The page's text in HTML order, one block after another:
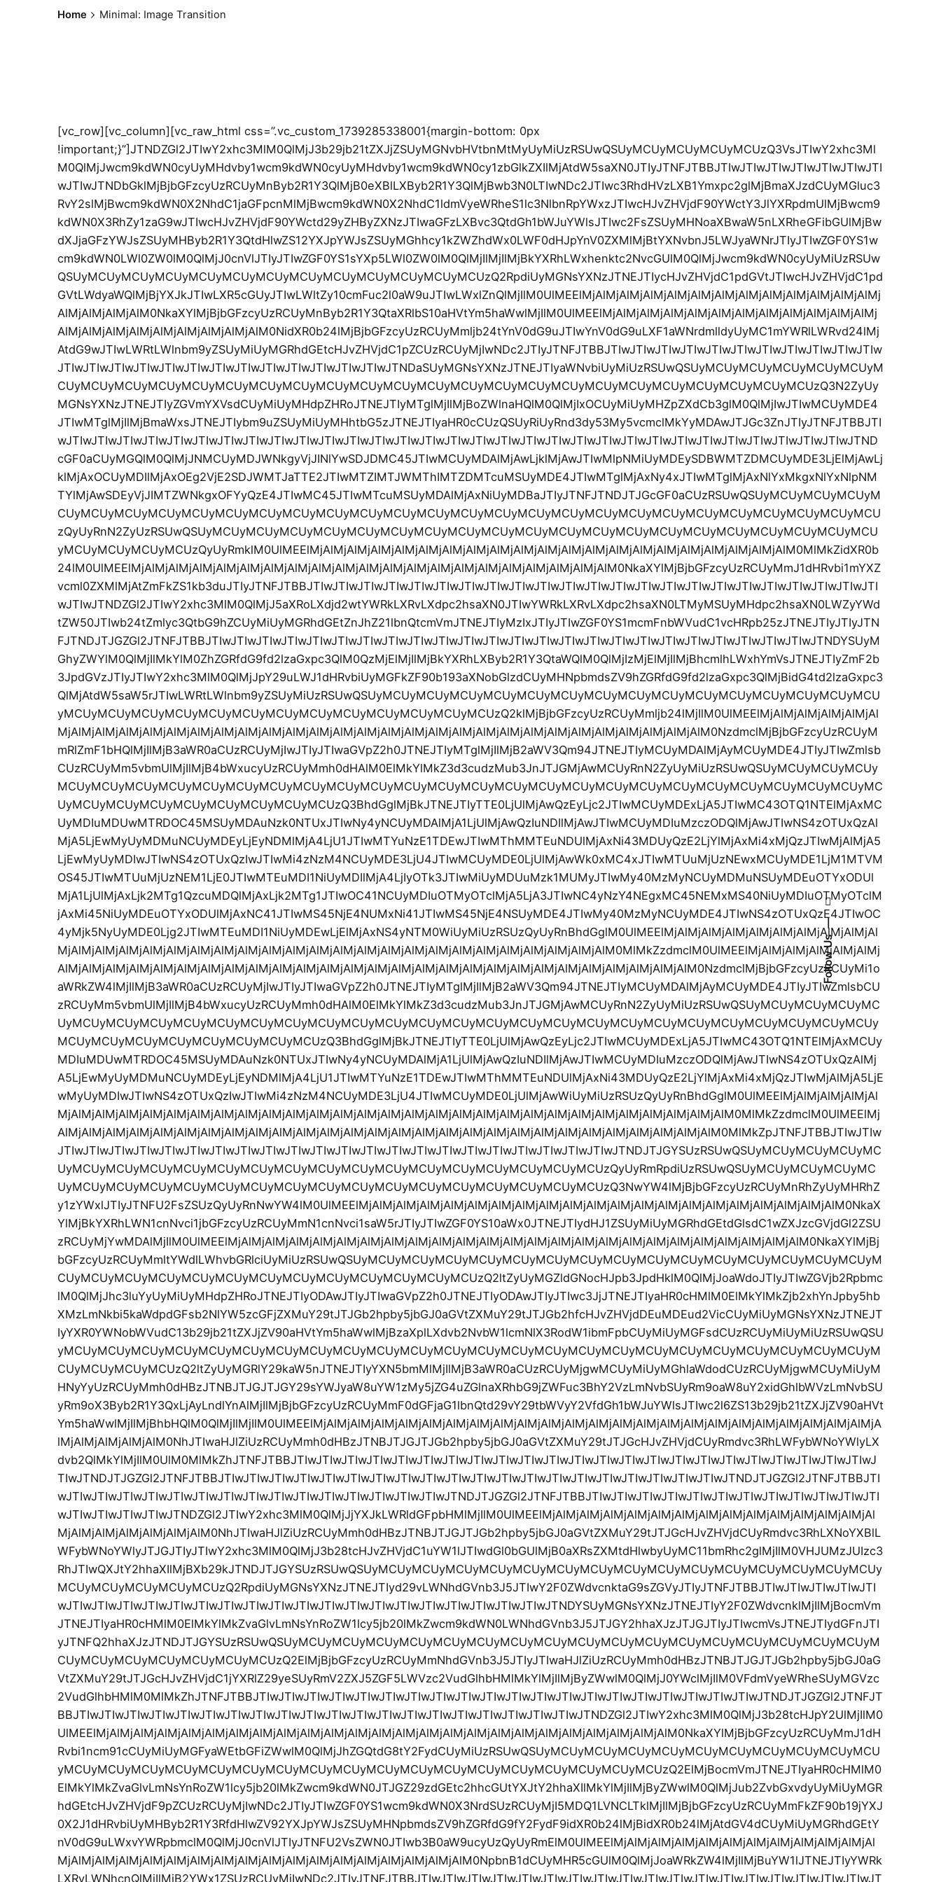
Follow Us
Home Minimal: Image Transition
[vc_row][vc_column][vc_raw_html css=”.vc_custom_1739285338001{margin-bottom: 0px !important;}”]JTNDZGl2JTIwY2xhc3MlM0QlMjJ3b29jb21tZXJjZSUyMGNvbHVtbnMtMyUyMiUzRSUwQSUyMCUyMCUyMCUyMCUzQ3VsJTIwY2xhc3MlM0QlMjJwcm9kdWN0cyUyMHdvby1wcm9kdWN0cyUyMHdvby1wcm9kdWN0cy1zbGlkZXIlMjAtdW5saXN0JTIyJTNFJTBBJTIwJTIwJTIwJTIwJTIwJTIwJTIwJTIwJTNDbGklMjBjbGFzcyUzRCUyMnByb2R1Y3QlMjB0eXBlLXByb2R1Y3QlMjBwb3N0LTIwNDc2JTIwc3RhdHVzLXB1Ymxpc2glMjBmaXJzdCUyMGluc3RvY2slMjBwcm9kdWN0X2NhdC1jaGFpcnMlMjBwcm9kdWN0X2NhdC1ldmVyeWRheS1lc3NlbnRpYWxzJTIwcHJvZHVjdF90YWctY3JlYXRpdmUlMjBwcm9kdWN0X3RhZy1zaG9wJTIwcHJvZHVjdF90YWctd29yZHByZXNzJTIwaGFzLXBvc3QtdGh1bWJuYWlsJTIwc2FsZSUyMHNoaXBwaW5nLXRheGFibGUlMjBwdXJjaGFzYWJsZSUyMHByb2R1Y3QtdHlwZS12YXJpYWJsZSUyMGhhcy1kZWZhdWx0LWF0dHJpYnV0ZXMlMjBtYXNvbnJ5LWJyaWNrJTIyJTIwZGF0YS1wcm9kdWN0LWl0ZW0lM0QlMjJ0cnVlJTIyJTIwZGF0YS1sYXp5LWl0ZW0lM0QlMjIlMjIlMjBkYXRhLWxhenktc2NvcGUlM0QlMjJwcm9kdWN0cyUyMiUzRSUwQSUyMCUyMCUyMCUyMCUyMCUyMCUyMCUyMCUyMCUyMCUyMCUyMCUzQ2RpdiUyMGNsYXNzJTNEJTIycHJvZHVjdC1pdGVtJTIwcHJvZHVjdC1pdGVtLWdyaWQlMjBjYXJkJTIwLXR5cGUyJTIwLWltZy10cmFuc2l0aW9uJTIwLWxlZnQlMjIlM0UlMEElMjAlMjAlMjAlMjAlMjAlMjAlMjAlMjAlMjAlMjAlMjAlMjAlMjAlMjAlMjAlMjAlM0NkaXYlMjBjbGFzcyUzRCUyMnByb2R1Y3QtaXRlbS10aHVtYm5haWwlMjIlM0UlMEElMjAlMjAlMjAlMjAlMjAlMjAlMjAlMjAlMjAlMjAlMjAlMjAlMjAlMjAlMjAlMjAlMjAlMjAlMjAlMjAlM0NidXR0b24lMjBjbGFzcyUzRCUyMmljb24tYnV0dG9uJTIwYnV0dG9uLXF1aWNrdmlldyUyMC1mYWRlLWRvd24lMjAtdG9wJTIwLWRtLWlnbm9yZSUyMiUyMGRhdGEtcHJvZHVjdC1pZCUzRCUyMjIwNDc2JTIyJTNFJTBBJTIwJTIwJTIwJTIwJTIwJTIwJTIwJTIwJTIwJTIwJTIwJTIwJTIwJTIwJTIwJTIwJTIwJTIwJTIwJTIwJTIwJTIwJTIwJTIwJTNDaSUyMGNsYXNzJTNEJTIyaWNvbiUyMiUzRSUwQSUyMCUyMCUyMCUyMCUyMCUyMCUyMCUyMCUyMCUyMCUyMCUyMCUyMCUyMCUyMCUyMCUyMCUyMCUyMCUyMCUyMCUyMCUyMCUyMCUyMCUyMCUyMCUyMCUzQ3N2ZyUyMGNsYXNzJTNEJTIyZGVmYXVsdCUyMiUyMHdpZHRoJTNEJTIyMTglMjIlMjBoZWlnaHQlM0QlMjIxOCUyMiUyMHZpZXdCb3glM0QlMjIwJTIwMCUyMDE4JTIwMTglMjIlMjBmaWxsJTNEJTIybm9uZSUyMiUyMHhtbG5zJTNEJTIyaHR0cCUzQSUyRiUyRnd3dy53My5vcmclMkYyMDAwJTJGc3ZnJTIyJTNFJTBBJTIwJTIwJTIwJTIwJTIwJTIwJTIwJTIwJTIwJTIwJTIwJTIwJTIwJTIwJTIwJTIwJTIwJTIwJTIwJTIwJTIwJTIwJTIwJTIwJTIwJTIwJTIwJTIwJTIwJTIwJTIwJTIwJTNDcGF0aCUyMGQlM0QlMjJNMCUyMDJWNkgyVjJINlYwSDJDMC45JTIwMCUyMDAlMjAwLjklMjAwJTIwMlpNMiUyMDEySDBWMTZDMCUyMDE3LjElMjAwLjklMjAxOCUyMDIlMjAxOEg2VjE2SDJWMTJaTTE2JTIwMTZIMTJWMThIMTZDMTcuMSUyMDE4JTIwMTglMjAxNy4xJTIwMTglMjAxNlYxMkgxNlYxNlpNMTYlMjAwSDEyVjJIMTZWNkgxOFYyQzE4JTIwMC45JTIwMTcuMSUyMDAlMjAxNiUyMDBaJTIyJTNFJTNDJTJGcGF0aCUzRSUwQSUyMCUyMCUyMCUyMCUyMCUyMCUyMCUyMCUyMCUyMCUyMCUyMCUyMCUyMCUyMCUyMCUyMCUyMCUyMCUyMCUyMCUyMCUyMCUyMCUyMCUyMCUyMCUyMCUzQyUyRnN2ZyUzRSUwQSUyMCUyMCUyMCUyMCUyMCUyMCUyMCUyMCUyMCUyMCUyMCUyMCUyMCUyMCUyMCUyMCUyMCUyMCUyMCUyMCUyMCUyMCUyMCUyMCUzQyUyRmklM0UlMEElMjAlMjAlMjAlMjAlMjAlMjAlMjAlMjAlMjAlMjAlMjAlMjAlMjAlMjAlMjAlMjAlMjAlMjAlMjAlMjAlM0MlMkZidXR0b24lM0UlMEElMjAlMjAlMjAlMjAlMjAlMjAlMjAlMjAlMjAlMjAlMjAlMjAlMjAlMjAlMjAlMjAlMjAlMjAlMjAlMjAlM0NkaXYlMjBjbGFzcyUzRCUyMmJ1dHRvbi1mYXZvcml0ZXMlMjAtZmFkZS1kb3duJTIyJTNFJTBBJTIwJTIwJTIwJTIwJTIwJTIwJTIwJTIwJTIwJTIwJTIwJTIwJTIwJTIwJTIwJTIwJTIwJTIwJTIwJTIwJTIwJTIwJTIwJTIwJTNDZGl2JTIwY2xhc3MlM0QlMjJ5aXRoLXdjd2wtYWRkLXRvLXdpc2hsaXN0JTIwYWRkLXRvLXdpc2hsaXN0LTMyMSUyMHdpc2hsaXN0LWZyYWdtZW50JTIwb24tZmlyc3QtbG9hZCUyMiUyMGRhdGEtZnJhZ21lbnQtcmVmJTNEJTIyMzIxJTIyJTIwZGF0YS1mcmFnbWVudC1vcHRpb25zJTNEJTIyJTIyJTNFJTNDJTJGZGl2JTNFJTBBJTIwJTIwJTIwJTIwJTIwJTIwJTIwJTIwJTIwJTIwJTIwJTIwJTIwJTIwJTIwJTIwJTIwJTIwJTIwJTIwJTIwJTIwJTIwJTIwJTNDYSUyMGhyZWYlM0QlMjIlMkYlM0ZhZGRfdG9fd2lzaGxpc3QlM0QzMjElMjIlMjBkYXRhLXByb2R1Y3QtaWQlM0QlMjIzMjElMjIlMjBhcmlhLWxhYmVsJTNEJTIyZmF2b3JpdGVzJTIyJTIwY2xhc3MlM0QlMjJpY29uLWJ1dHRvbiUyMGFkZF90b193aXNobGlzdCUyMHNpbmdsZV9hZGRfdG9fd2lzaGxpc3QlMjBidG4td2lzaGxpc3QlMjAtdW5saW5rJTIwLWRtLWlnbm9yZSUyMiUzRSUwQSUyMCUyMCUyMCUyMCUyMCUyMCUyMCUyMCUyMCUyMCUyMCUyMCUyMCUyMCUyMCUyMCUyMCUyMCUyMCUyMCUyMCUyMCUyMCUyMCUyMCUyMCUyMCUyMCUzQ2klMjBjbGFzcyUzRCUyMmljb24lMjIlM0UlMEElMjAlMjAlMjAlMjAlMjAlMjAlMjAlMjAlMjAlMjAlMjAlMjAlMjAlMjAlMjAlMjAlMjAlMjAlMjAlMjAlMjAlMjAlMjAlMjAlMjAlMjAlMjAlMjAlMjAlMjAlMjAlMjAlM0NzdmclMjBjbGFzcyUzRCUyMmRlZmF1bHQlMjIlMjB3aWR0aCUzRCUyMjIwJTIyJTIwaGVpZ2h0JTNEJTIyMTglMjIlMjB2aWV3Qm94JTNEJTIyMCUyMDAlMjAyMCUyMDE4JTIyJTIwZmlsbCUzRCUyMm5vbmUlMjIlMjB4bWxucyUzRCUyMmh0dHAlM0ElMkYlMkZ3d3cudzMub3JnJTJGMjAwMCUyRnN2ZyUyMiUzRSUwQSUyMCUyMCUyMCUyMCUyMCUyMCUyMCUyMCUyMCUyMCUyMCUyMCUyMCUyMCUyMCUyMCUyMCUyMCUyMCUyMCUyMCUyMCUyMCUyMCUyMCUyMCUyMCUyMCUyMCUyMCUyMCUyMCUyMCUyMCUyMCUyMCUzQ3BhdGglMjBkJTNEJTIyTTE0LjUlMjAwQzEyLjc2JTIwMCUyMDExLjA5JTIwMC43OTQ1NTElMjAxMCUyMDIuMDUwMTRDOC45MSUyMDAuNzk0NTUxJTIwNy4yNCUyMDAlMjA1LjUlMjAwQzIuNDIlMjAwJTIwMCUyMDIuMzczODQlMjAwJTIwNS4zOTUxQzAlMjA5LjEwMyUyMDMuNCUyMDEyLjEyNDMlMjA4LjU1JTIwMTYuNzE1TDEwJTIwMThMMTEuNDUlMjAxNi43MDUyQzE2LjYlMjAxMi4xMjQzJTIwMjAlMjA5LjEwMyUyMDIwJTIwNS4zOTUxQzIwJTIwMi4zNzM4NCUyMDE3LjU4JTIwMCUyMDE0LjUlMjAwWk0xMC4xJTIwMTUuMjUzNEwxMCUyMDE1LjM1MTVMOS45JTIwMTUuMjUzNEM1LjE0JTIwMTEuMDI1NiUyMDIlMjA4LjIyOTk3JTIwMiUyMDUuMzk1MUMyJTIwMy40MzMyNCUyMDMuNSUyMDEuOTYxODUlMjA1LjUlMjAxLjk2MTg1QzcuMDQlMjAxLjk2MTg1JTIwOC41NCUyMDIuOTMyOTclMjA5LjA3JTIwNC4yNzY4NEgxMC45NEMxMS40NiUyMDIuOTMyOTclMjAxMi45NiUyMDEuOTYxODUlMjAxNC41JTIwMS45NjE4NUMxNi41JTIwMS45NjE4NSUyMDE4JTIwMy40MzMyNCUyMDE4JTIwNS4zOTUxQzE4JTIwOC4yMjk5NyUyMDE0Ljg2JTIwMTEuMDI1NiUyMDEwLjElMjAxNS4yNTM0WiUyMiUzRSUzQyUyRnBhdGglM0UlMEElMjAlMjAlMjAlMjAlMjAlMjAlMjAlMjAlMjAlMjAlMjAlMjAlMjAlMjAlMjAlMjAlMjAlMjAlMjAlMjAlMjAlMjAlMjAlMjAlMjAlMjAlMjAlMjAlMjAlMjAlMjAlMjAlM0MlMkZzdmclM0UlMEElMjAlMjAlMjAlMjAlMjAlMjAlMjAlMjAlMjAlMjAlMjAlMjAlMjAlMjAlMjAlMjAlMjAlMjAlMjAlMjAlMjAlMjAlMjAlMjAlMjAlMjAlMjAlMjAlMjAlMjAlMjAlMjAlM0NzdmclMjBjbGFzcyUzRCUyMi1oaWRkZW4lMjIlMjB3aWR0aCUzRCUyMjIwJTIyJTIwaGVpZ2h0JTNEJTIyMTglMjIlMjB2aWV3Qm94JTNEJTIyMCUyMDAlMjAyMCUyMDE4JTIyJTIwZmlsbCUzRCUyMm5vbmUlMjIlMjB4bWxucyUzRCUyMmh0dHAlM0ElMkYlMkZ3d3cudzMub3JnJTJGMjAwMCUyRnN2ZyUyMiUzRSUwQSUyMCUyMCUyMCUyMCUyMCUyMCUyMCUyMCUyMCUyMCUyMCUyMCUyMCUyMCUyMCUyMCUyMCUyMCUyMCUyMCUyMCUyMCUyMCUyMCUyMCUyMCUyMCUyMCUyMCUyMCUyMCUyMCUyMCUyMCUyMCUyMCUzQ3BhdGglMjBkJTNEJTIyTTE0LjUlMjAwQzEyLjc2JTIwMCUyMDExLjA5JTIwMC43OTQ1NTElMjAxMCUyMDIuMDUwMTRDOC45MSUyMDAuNzk0NTUxJTIwNy4yNCUyMDAlMjA1LjUlMjAwQzIuNDIlMjAwJTIwMCUyMDIuMzczODQlMjAwJTIwNS4zOTUxQzAlMjA5LjEwMyUyMDMuNCUyMDEyLjEyNDMlMjA4LjU1JTIwMTYuNzE1TDEwJTIwMThMMTEuNDUlMjAxNi43MDUyQzE2LjYlMjAxMi4xMjQzJTIwMjAlMjA5LjEwMyUyMDIwJTIwNS4zOTUxQzIwJTIwMi4zNzM4NCUyMDE3LjU4JTIwMCUyMDE0LjUlMjAwWiUyMiUzRSUzQyUyRnBhdGglM0UlMEElMjAlMjAlMjAlMjAlMjAlMjAlMjAlMjAlMjAlMjAlMjAlMjAlMjAlMjAlMjAlMjAlMjAlMjAlMjAlMjAlMjAlMjAlMjAlMjAlMjAlMjAlMjAlMjAlMjAlMjAlMjAlMjAlM0MlMkZzdmclM0UlMEElMjAlMjAlMjAlMjAlMjAlMjAlMjAlMjAlMjAlMjAlMjAlMjAlMjAlMjAlMjAlMjAlMjAlMjAlMjAlMjAlMjAlMjAlMjAlMjAlMjAlMjAlMjAlMjAlM0MlMkZpJTNFJTBBJTIwJTIwJTIwJTIwJTIwJTIwJTIwJTIwJTIwJTIwJTIwJTIwJTIwJTIwJTIwJTIwJTIwJTIwJTIwJTIwJTIwJTIwJTIwJTIwJTNDJTJGYSUzRSUwQSUyMCUyMCUyMCUyMCUyMCUyMCUyMCUyMCUyMCUyMCUyMCUyMCUyMCUyMCUyMCUyMCUyMCUyMCUyMCUyMCUzQyUyRmRpdiUzRSUwQSUyMCUyMCUyMCUyMCUyMCUyMCUyMCUyMCUyMCUyMCUyMCUyMCUyMCUyMCUyMCUyMCUyMCUyMCUyMCUyMCUzQ3NwYW4lMjBjbGFzcyUzRCUyMnRhZyUyMHRhZy1zYWxlJTIyJTNFU2FsZSUzQyUyRnNwYW4lM0UlMEElMjAlMjAlMjAlMjAlMjAlMjAlMjAlMjAlMjAlMjAlMjAlMjAlMjAlMjAlMjAlMjAlMjAlMjAlMjAlMjAlM0NkaXYlMjBkYXRhLWN1cnNvci1jbGFzcyUzRCUyMmN1cnNvci1saW5rJTIyJTIwZGF0YS10aWx0JTNEJTIydHJ1ZSUyMiUyMGRhdGEtdGlsdC1wZXJzcGVjdGl2ZSUzRCUyMjYwMDAlMjIlM0UlMEElMjAlMjAlMjAlMjAlMjAlMjAlMjAlMjAlMjAlMjAlMjAlMjAlMjAlMjAlMjAlMjAlMjAlMjAlMjAlMjAlMjAlMjAlMjAlMjAlM0NkaXYlMjBjbGFzcyUzRCUyMmltYWdlLWhvbGRlciUyMiUzRSUwQSUyMCUyMCUyMCUyMCUyMCUyMCUyMCUyMCUyMCUyMCUyMCUyMCUyMCUyMCUyMCUyMCUyMCUyMCUyMCUyMCUyMCUyMCUyMCUyMCUyMCUyMCUyMCUyMCUzQ2ltZyUyMGZldGNocHJpb3JpdHklM0QlMjJoaWdoJTIyJTIwZGVjb2RpbmclM0QlMjJhc3luYyUyMiUyMHdpZHRoJTNEJTIyODAwJTIyJTIwaGVpZ2h0JTNEJTIyODAwJTIyJTIwc3JjJTNEJTIyaHR0cHMlM0ElMkYlMkZjb2xhYnJpby5hbXMzLmNkbi5kaWdpdGFsb2NlYW5zcGFjZXMuY29tJTJGb2hpby5jbGJ0aGVtZXMuY29tJTJGb2hfcHJvZHVjdDEuMDEud2VicCUyMiUyMGNsYXNzJTNEJTIyYXR0YWNobWVudC13b29jb21tZXJjZV90aHVtYm5haWwlMjBzaXplLXdvb2NvbW1lcmNlX3RodW1ibmFpbCUyMiUyMGFsdCUzRCUyMiUyMiUzRSUwQSUyMCUyMCUyMCUyMCUyMCUyMCUyMCUyMCUyMCUyMCUyMCUyMCUyMCUyMCUyMCUyMCUyMCUyMCUyMCUyMCUyMCUyMCUyMCUyMCUyMCUyMCUyMCUyMCUzQ2ltZyUyMGRlY29kaW5nJTNEJTIyYXN5bmMlMjIlMjB3aWR0aCUzRCUyMjgwMCUyMiUyMGhlaWdodCUzRCUyMjgwMCUyMiUyMHNyYyUzRCUyMmh0dHBzJTNBJTJGJTJGY29sYWJyaW8uYW1zMy5jZG4uZGlnaXRhbG9jZWFuc3BhY2VzLmNvbSUyRm9oaW8uY2xidGhlbWVzLmNvbSUyRm9oX3Byb2R1Y3QxLjAyLndlYnAlMjIlMjBjbGFzcyUzRCUyMmF0dGFjaG1lbnQtd29vY29tbWVyY2VfdGh1bWJuYWlsJTIwc2l6ZS13b29jb21tZXJjZV90aHVtYm5haWwlMjIlMjBhbHQlM0QlMjIlMjIlM0UlMEElMjAlMjAlMjAlMjAlMjAlMjAlMjAlMjAlMjAlMjAlMjAlMjAlMjAlMjAlMjAlMjAlMjAlMjAlMjAlMjAlMjAlMjAlMjAlMjAlMjAlMjAlMjAlMjAlM0NhJTIwaHJlZiUzRCUyMmh0dHBzJTNBJTJGJTJGb2hpby5jbGJ0aGVtZXMuY29tJTJGcHJvZHVjdCUyRmdvc3RhLWFybWNoYWlyLXdvb2QlMkYlMjIlM0UlM0MlMkZhJTNFJTBBJTIwJTIwJTIwJTIwJTIwJTIwJTIwJTIwJTIwJTIwJTIwJTIwJTIwJTIwJTIwJTIwJTIwJTIwJTIwJTIwJTIwJTIwJTIwJTIwJTNDJTJGZGl2JTNFJTBBJTIwJTIwJTIwJTIwJTIwJTIwJTIwJTIwJTIwJTIwJTIwJTIwJTIwJTIwJTIwJTIwJTIwJTIwJTIwJTIwJTNDJTJGZGl2JTNFJTBBJTIwJTIwJTIwJTIwJTIwJTIwJTIwJTIwJTIwJTIwJTIwJTIwJTIwJTIwJTIwJTIwJTNDJTJGZGl2JTNFJTBBJTIwJTIwJTIwJTIwJTIwJTIwJTIwJTIwJTIwJTIwJTIwJTIwJTIwJTIwJTIwJTIwJTNDZGl2JTIwY2xhc3MlM0QlMjJjYXJkLWRldGFpbHMlMjIlM0UlMEElMjAlMjAlMjAlMjAlMjAlMjAlMjAlMjAlMjAlMjAlMjAlMjAlMjAlMjAlMjAlMjAlMjAlMjAlMjAlMjAlM0NhJTIwaHJlZiUzRCUyMmh0dHBzJTNBJTJGJTJGb2hpby5jbGJ0aGVtZXMuY29tJTJGcHJvZHVjdCUyRmdvc3RhLXNoYXBlLWFybWNoYWlyJTJGJTIyJTIwY2xhc3MlM0QlMjJ3b28tcHJvZHVjdC1uYW1lJTIwdGl0bGUlMjB0aXRsZXMtdHlwbyUyMC11bmRhc2glMjIlM0VHJUMzJUIzc3RhJTIwQXJtY2hhaXIlMjBXb29kJTNDJTJGYSUzRSUwQSUyMCUyMCUyMCUyMCUyMCUyMCUyMCUyMCUyMCUyMCUyMCUyMCUyMCUyMCUyMCUyMCUyMCUyMCUyMCUyMCUzQ2RpdiUyMGNsYXNzJTNEJTIyd29vLWNhdGVnb3J5JTIwY2F0ZWdvcnktaG9sZGVyJTIyJTNFJTBBJTIwJTIwJTIwJTIwJTIwJTIwJTIwJTIwJTIwJTIwJTIwJTIwJTIwJTIwJTIwJTIwJTIwJTIwJTIwJTIwJTIwJTIwJTIwJTIwJTNDYSUyMGNsYXNzJTNEJTIyY2F0ZWdvcnklMjIlMjBocmVmJTNEJTIyaHR0cHMlM0ElMkYlMkZvaGlvLmNsYnRoZW1lcy5jb20lMkZwcm9kdWN0LWNhdGVnb3J5JTJGY2hhaXJzJTJGJTIyJTIwcmVsJTNEJTIydGFnJTIyJTNFQ2hhaXJzJTNDJTJGYSUzRSUwQSUyMCUyMCUyMCUyMCUyMCUyMCUyMCUyMCUyMCUyMCUyMCUyMCUyMCUyMCUyMCUyMCUyMCUyMCUyMCUyMCUyMCUyMCUyMCUyMCUzQ2ElMjBjbGFzcyUzRCUyMmNhdGVnb3J5JTIyJTIwaHJlZiUzRCUyMmh0dHBzJTNBJTJGJTJGb2hpby5jbGJ0aGVtZXMuY29tJTJGcHJvZHVjdC1jYXRlZ2